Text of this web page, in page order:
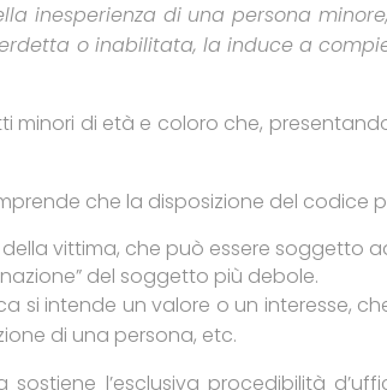
inesperienza di una persona
o inabilitata, la induce a
minori di età e coloro che,
che la disposizione del codice
vittima, che può essere soggetto
del soggetto più debole.
si intende un valore o un interesse,
di una persona, etc.
sostiene l’esclusiva procedibilità